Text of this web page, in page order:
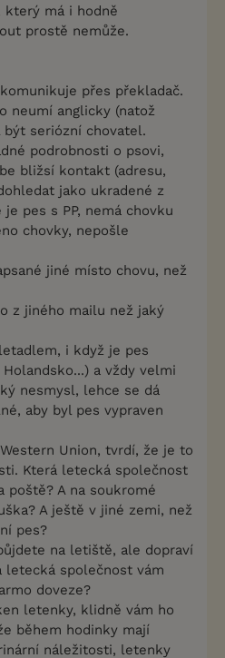
který má i hodně
prostě nemůže.
přes překladač.
neumí anglicky (natož
seriózní chovatel.
podrobnosti o psovi,
bližsí kontakt (adresu,
jako ukradené z
pes s PP, nemá chovku
chovky, nepošle
jiné místo chovu, než
z jiného mailu než jaký
i když je pes
a vždy velmi
nesmysl, lehce se dá
aby byl pes vypraven
Union, tvrdí, že je to
Která letecká společnost
poště? A na soukromé
A ještě v jiné zemi, než
pes?
na letiště, ale dopraví
letecká společnost vám
doveze?
letenky, klidně vám ho
během hodinky mají
náležitosti, letenky